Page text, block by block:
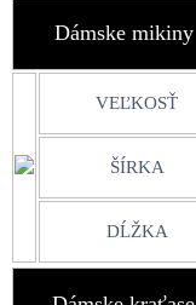
Dámske mikiny
VEĽKOSŤ
ŠÍRKA
DĹŽKA